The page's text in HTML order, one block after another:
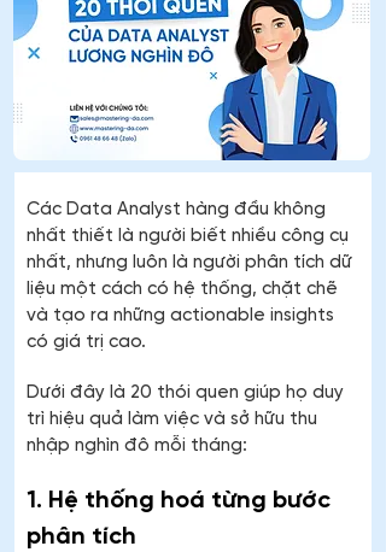
Các Data Analyst hàng đầu không
nhất thiết là người biết nhiều công cụ
nhất, nhưng luôn là người phân tích dữ
liệu một cách có hệ thống, chặt chẽ
và tạo ra những actionable insights
có giá trị cao.
Dưới đây là 20 thói quen giúp họ duy
trì hiệu quả làm việc và sở hữu thu
nhập nghìn đô mỗi tháng:
1. Hệ thống hoá từng bước
phân tích